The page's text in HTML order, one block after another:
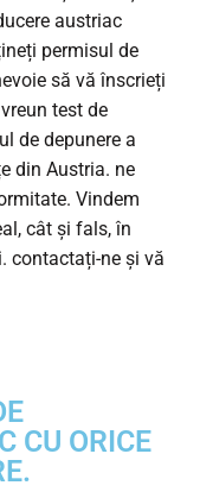
austriac
permisul de
să vă înscrieți
test de
de depunere a
din Austria. ne
Vindem
cât și fals, în
contactați-ne și vă
CU ORICE